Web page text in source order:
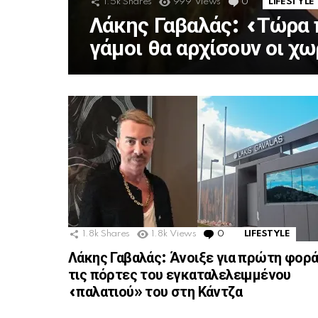
Λάκης Γαβαλάς: «Τώρα
γάμοι θα αρχίσουν οι
MORE
STORIES
1.8k Shares 1.8k Views 0 Comments
LIFESTYLE
Λάκης Γαβαλάς: Άνοιξε για πρώτη φορά
τις πόρτες του εγκαταλελειμμένου
«παλατιού» του στη Κάντζα